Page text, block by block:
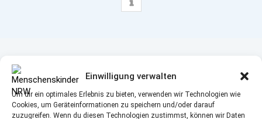
Einwilligung verwalten
Um dir ein optimales Erlebnis zu bieten, verwenden wir Technologien wie
Cookies, um Geräteinformationen zu speichern und/oder darauf
zuzugreifen. Wenn du diesen Technologien zustimmst, können wir Daten
DAS KÖNNTE SIE AUCH INTERESSIEREN